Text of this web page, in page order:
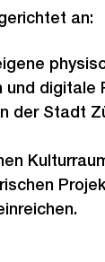
an:
digitale
der Stadt